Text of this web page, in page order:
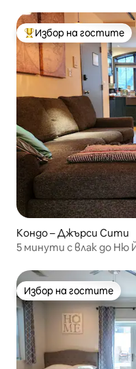
Най-популярен избор
Избор на гостите
Кондо – Джърси Сити
5 минути с влак до
Избор на гостите
Избор на гостите